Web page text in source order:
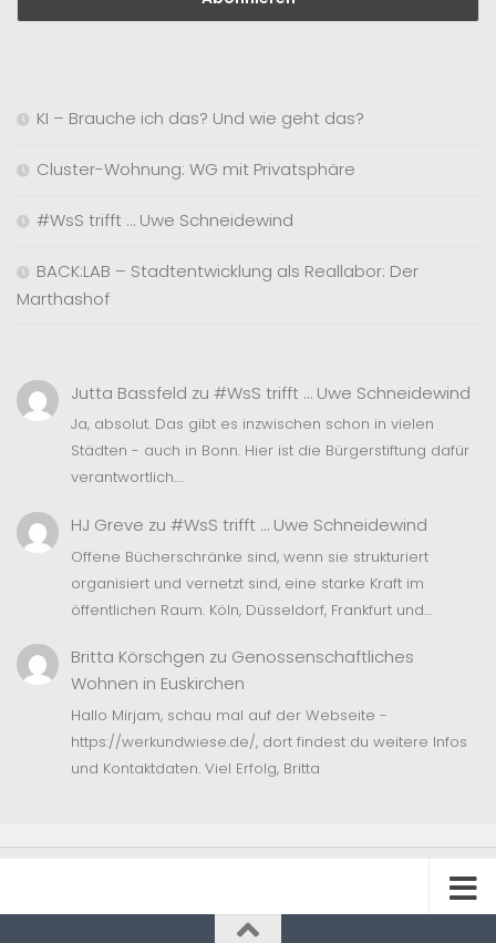
KI – Brauche ich das? Und wie geht das?
Cluster-Wohnung: WG mit Privatsphäre
#WsS trifft … Uwe Schneidewind
BACK:LAB – Stadtentwicklung als Reallabor: Der
Marthashof
Jutta Bassfeld zu #WsS trifft … Uwe Schneidewind
Ja, absolut. Das gibt es inzwischen schon in vielen
Städten - auch in Bonn. Hier ist die Bürgerstiftung dafür
verantwortlich.…
HJ Greve zu #WsS trifft … Uwe Schneidewind
Offene Bücherschränke sind, wenn sie strukturiert
organisiert und vernetzt sind, eine starke Kraft im
öffentlichen Raum. Köln, Düsseldorf, Frankfurt und…
Britta Körschgen zu Genossenschaftliches
Wohnen in Euskirchen
Hallo Mirjam, schau mal auf der Webseite -
https://werkundwiese.de/, dort findest du weitere Infos
und Kontaktdaten. Viel Erfolg, Britta